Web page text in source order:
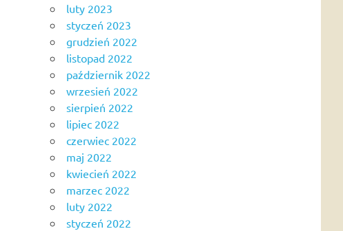
luty 2023
styczeń 2023
grudzień 2022
listopad 2022
październik 2022
wrzesień 2022
sierpień 2022
lipiec 2022
czerwiec 2022
maj 2022
kwiecień 2022
marzec 2022
luty 2022
styczeń 2022